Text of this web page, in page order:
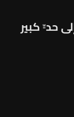
حدٍّ كبير